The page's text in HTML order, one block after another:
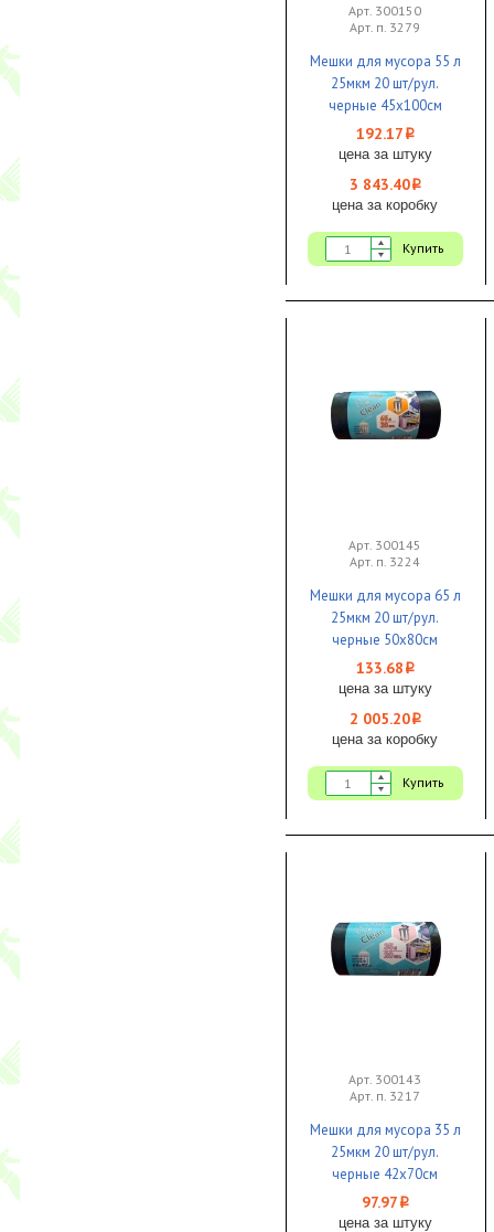
Арт. 300150
Арт. п. 3279
Мешки для мусора 55 л
25мкм 20 шт/рул.
черные 45х100см
EcoClean Tubus 1/20 КБ
192.17 i
цена за штуку
3 843.40i
цена за коробку
Купить
Арт. 300145
Арт. п. 3224
Мешки для мусора 65 л
25мкм 20 шт/рул.
черные 50х80см
EcoClean Tubus 1/15 КБ
133.68 i
цена за штуку
2 005.20i
цена за коробку
Купить
Арт. 300143
Арт. п. 3217
Мешки для мусора 35 л
25мкм 20 шт/рул.
черные 42х70см
EcoClean Tubus 1/25 КБ
97.97 i
цена за штуку